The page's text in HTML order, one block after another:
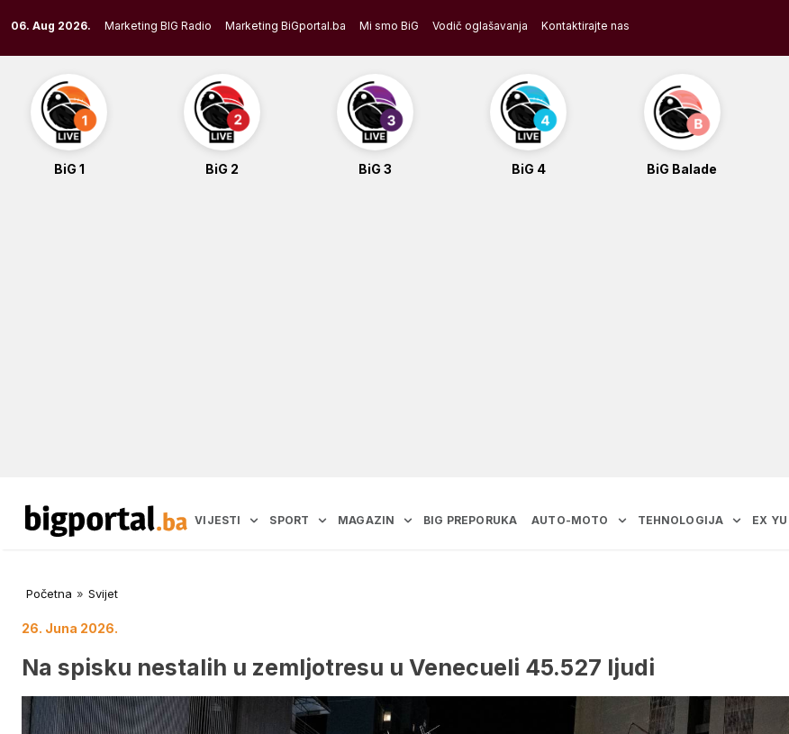
to
content
06. Aug 2026. Marketing BIG Radio Marketing BiGportal.ba Mi smo BiG Vodič oglašavanja Kontaktirajte nas
BiG 1 BiG 2 BiG 3 BiG 4 BiG Balade
VIJESTI SPORT MAGAZIN BIG PREPORUKA AUTO-MOTO TEHNOLOGIJA EX YU
Početna » Svijet
26. Juna 2026.
Na spisku nestalih u zemljotresu u Venecueli 45.527 ljudi